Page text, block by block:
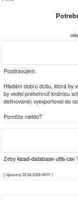
Pozdravujem.
Hľadám dobrú dušu, ktorá by
by vedel prebehnúť knižnicu
definované) vyexportoval do
Pomôže niekto?
Zeby kicad-database-utils-csv
[ Upravený 22.04.2024-08:01 ]